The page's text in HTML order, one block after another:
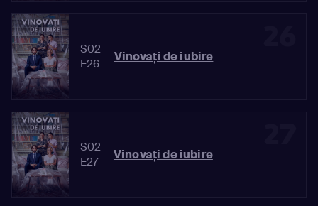
S02
E26
Vinovaţi de iubire
S02
E27
Vinovaţi de iubire